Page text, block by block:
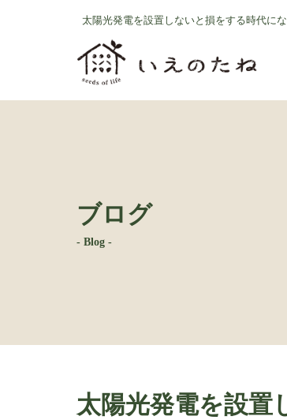
太陽光発電を設置しないと損をする時代に
ブログ
- Blog -
太陽光発電を設置